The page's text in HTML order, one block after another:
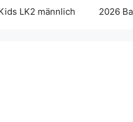
LK2 männlich 2026